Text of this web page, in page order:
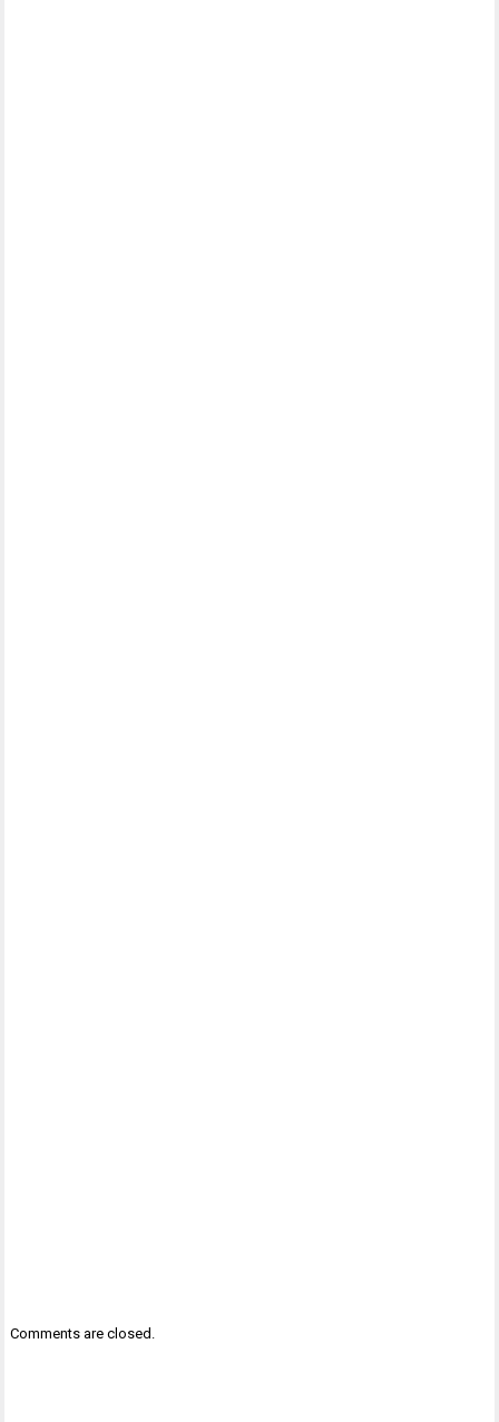
Comments are closed.